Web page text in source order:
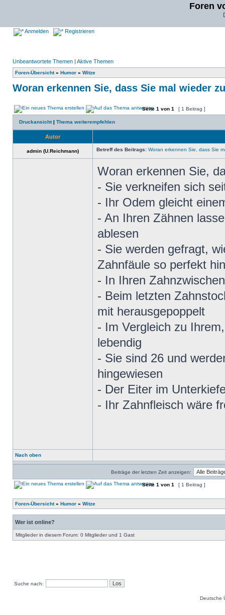
Foren
Anmelden Registrieren
Unbeantwortete Themen | Aktive Themen
Foren-Übersicht» Humor » Witze
Woran erkennen Sie, dass Sie mal wieder
Seite 1 von 1 [ 1 Beitrag ]
Druckansicht| Thema weiterempfehlen
Autor
admin (U.Reichmann) Betreff des Beitrags: Woran erkennen Sie, dass Sie
Woran erkennen Sie,
- Sie verkneifen sich
- Ihr Odem gleicht
- An Ihren Zähnen
ablesen
- Sie werden gefragt,
Zahnfäule so perfekt
- In Ihren
- Beim letzten
mit herausgepoppelt
- Im Vergleich zu
lebendig
- Sie sind 26 und
hingewiesen
- Der Eiter im
- Ihr Zahnfleisch wäre
Nach oben
Beiträge der letzten Zeit anzeigen:
Seite 1 von 1 [ 1 Beitrag ]
Foren-Übersicht» Humor » Witze
Wer ist online?
Mitglieder in diesem Forum: 0 Mitglieder und 1 Gast
Suche nach:
Deutsche